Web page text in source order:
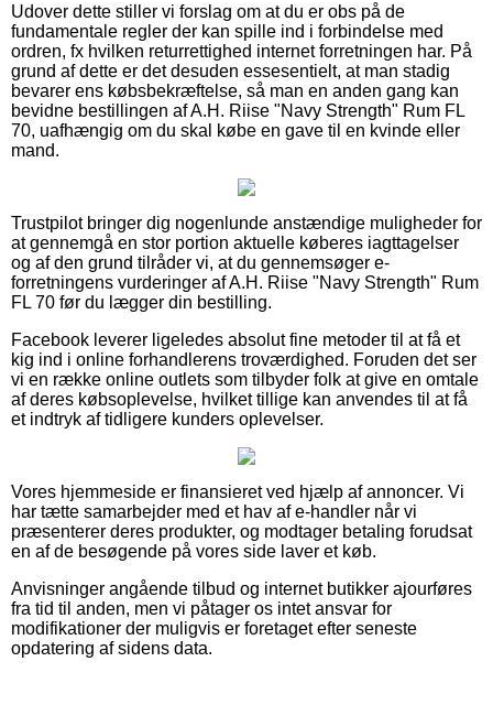
Udover dette stiller vi forslag om at du er obs på de
fundamentale regler der kan spille ind i forbindelse med
ordren, fx hvilken returrettighed internet forretningen har. På
grund af dette er det desuden essesentielt, at man stadig
bevarer ens købsbekræftelse, så man en anden gang kan
bevidne bestillingen af A.H. Riise "Navy Strength" Rum FL
70, uafhængig om du skal købe en gave til en kvinde eller
mand.
Trustpilot bringer dig nogenlunde anstændige muligheder for
at gennemgå en stor portion aktuelle køberes iagttagelser
og af den grund tilråder vi, at du gennemsøger e-
forretningens vurderinger af A.H. Riise "Navy Strength" Rum
FL 70 før du lægger din bestilling.
Facebook leverer ligeledes absolut fine metoder til at få et
kig ind i online forhandlerens troværdighed. Foruden det ser
vi en række online outlets som tilbyder folk at give en omtale
af deres købsoplevelse, hvilket tillige kan anvendes til at få
et indtryk af tidligere kunders oplevelser.
Vores hjemmeside er finansieret ved hjælp af annoncer. Vi
har tætte samarbejder med et hav af e-handler når vi
præsenterer deres produkter, og modtager betaling forudsat
en af de besøgende på vores side laver et køb.
Anvisninger angående tilbud og internet butikker ajourføres
fra tid til anden, men vi påtager os intet ansvar for
modifikationer der muligvis er foretaget efter seneste
opdatering af sidens data.